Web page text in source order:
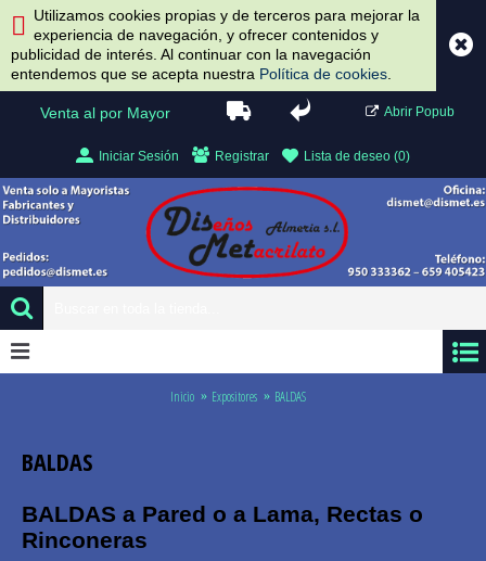
Utilizamos cookies propias y de terceros para mejorar la
experiencia de navegación, y ofrecer contenidos y
publicidad de interés. Al continuar con la navegación
entendemos que se acepta nuestra Política de cookies
Venta al por Mayor Abrir Popub
Iniciar Sesión Registrar Lista de deseo (0)
Inicio Expositores BALDAS
BALDAS
BALDAS a Pared o a Lama, Rectas o
Rinconeras